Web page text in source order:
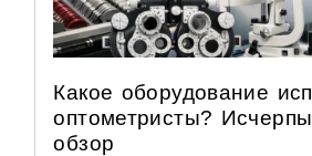
Какое оборудование
оптометристы?
обзор